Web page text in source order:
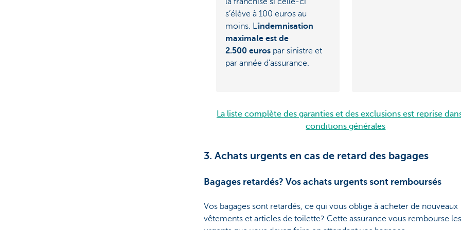
s’élève à 100 euros au
moins. L'indemnisation
maximale est de
2.500 eurospar sinistre et
par année d'assurance.
La liste complète des garanties et des exclusions est reprise
conditions générales
3. Achats urgents en cas de retard des bagages
Bagages retardés? Vos achats urgents sont remboursés
Vos bagages sont retardés, ce qui vous oblige à acheter de nouveaux
vêtements et articles de toilette? Cette assurance vous rembourse